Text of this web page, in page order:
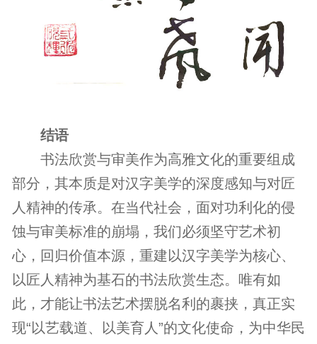
结语
书法欣赏与审美作为高雅文化的重要组成
部分，其本质是对汉字美学的深度感知与对匠
人精神的传承。在当代社会，面对功利化的侵
蚀与审美标准的崩塌，我们必须坚守艺术初
心，回归价值本源，重建以汉字美学为核心、
以匠人精神为基石的书法欣赏生态。唯有如
此，才能让书法艺术摆脱名利的裹挟，真正实
现“以艺载道、以美育人”的文化使命，为中华民